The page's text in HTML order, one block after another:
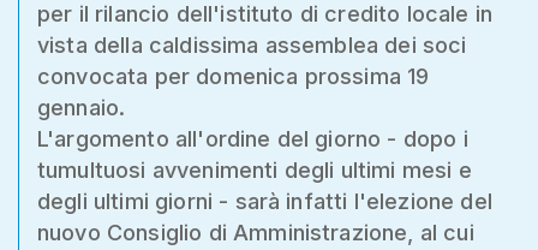
per il rilancio dell'istituto di credito locale in
vista della caldissima assemblea dei soci
convocata per domenica prossima 19
gennaio.
L'argomento all'ordine del giorno - dopo i
tumultuosi avvenimenti degli ultimi mesi e
degli ultimi giorni - sarà infatti l'elezione del
nuovo Consiglio di Amministrazione, al cui